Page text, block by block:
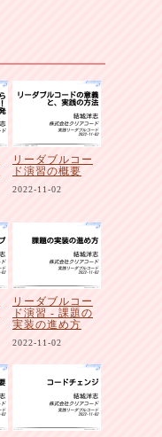
リーダブルコー
ド演習の概要
2022-11-02
リーダブルコー
ド演習 - 課題の
実装の進め方
2022-11-02